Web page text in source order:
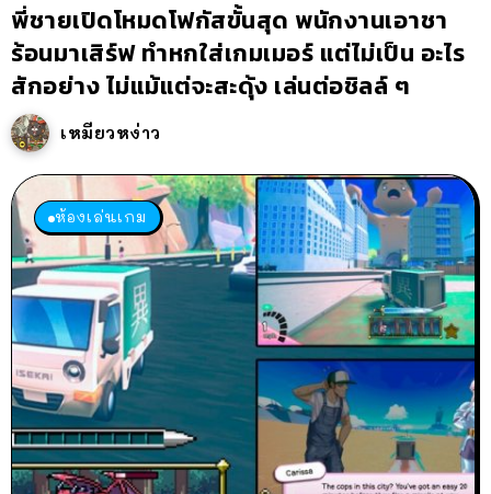
พี่ชายเปิดโหมดโฟกัสขั้นสุด พนักงานเอาชา
ร้อนมาเสิร์ฟ ทำหกใส่เกมเมอร์ แต่ไม่เป็น อะไร
สักอย่าง ไม่แม้แต่จะสะดุ้ง เล่นต่อชิลล์ ๆ
เหมียวหง่าว
ห้องเล่นเกม